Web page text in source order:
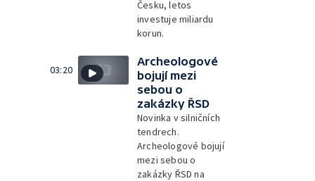
Česku, letos
investuje miliardu
korun.
03:20
Archeologové
bojují mezi
sebou o
zakázky ŘSD
Novinka v silničních
tendrech.
Archeologové bojují
mezi sebou o
zakázky ŘSD na